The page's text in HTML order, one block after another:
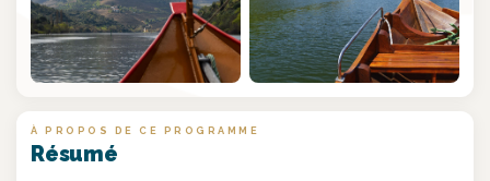
À PROPOS DE CE PROGRAMME
Résumé